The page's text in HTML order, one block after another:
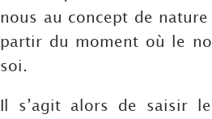
nous au concept de
partir du moment où le
soi.
Il s’agit alors de saisir